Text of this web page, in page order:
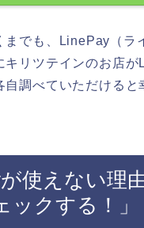
でも、LinePay（ラ
リツテインのお店
調べていただけると
使えない理
クする！」